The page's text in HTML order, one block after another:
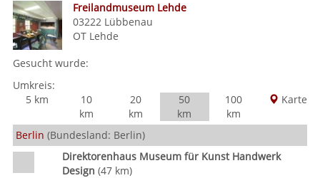
Freilandmuseum Lehde
03222 Lübbenau
OT Lehde
Gesucht wurde:
Umkreis:
5 km
10
km
20
km
50
km
100
km
Karte
Berlin (Bundesland: Berlin)
Direktorenhaus Museum für Kunst Handwerk
Design (47 km)